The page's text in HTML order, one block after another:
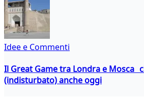
Idee e Commenti
Il Great Game tra Londra e Mosca
(indisturbato) anche oggi